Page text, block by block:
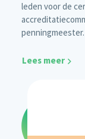
leden voor de
penningmeester.
Lees meer